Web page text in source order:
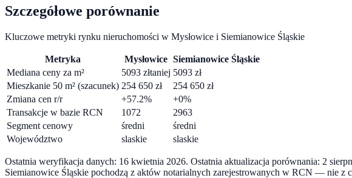
Szczegółowe porównanie
Kluczowe metryki rynku nieruchomości w Mysłowice i Siemianowice Śląskie
Metryka Mysłowice Siemianowice Śląskie
Mediana ceny za m²
5093 złtaniej 5093 zł
Mieszkanie 50 m² (szacunek) 254 650 zł 254 650 zł
Zmiana cen r/r
+57.2% +0%
Transakcje w bazie RCN
1072
2963
Segment cenowy
średni
średni
Województwo
slaskie slaskie
Ostatnia weryfikacja danych: 16 kwietnia 2026. Ostatnia aktualizacja porównania: 2
Siemianowice Śląskie pochodzą z aktów notarialnych zarejestrowanych w RCN — nie z